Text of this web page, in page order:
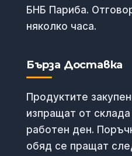
БНБ Париба.
няколко часа.
Бърза Доставка
Продуктите
изпращат от
работен ден.
обяд се пращат